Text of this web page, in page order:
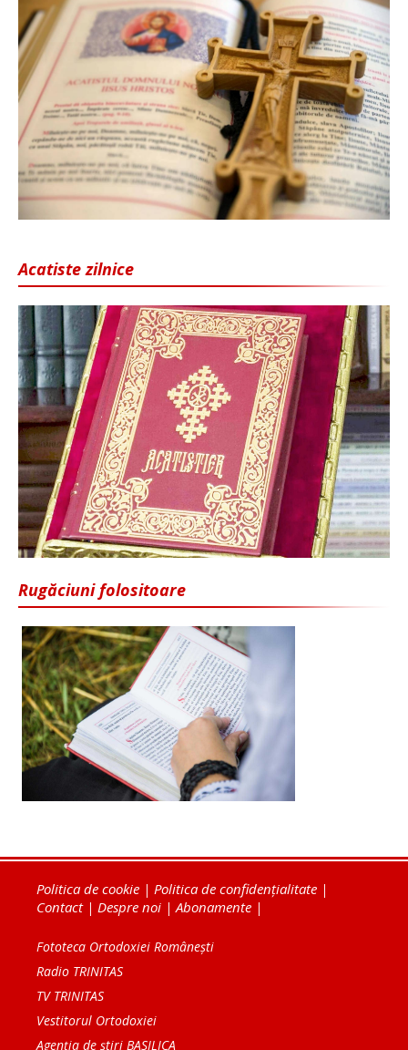
Acatiste zilnice
Rugăciuni folositoare
Politica de cookie | Politica de confidențialitate |
Contact| Despre noi |Abonamente |
Fototeca Ortodoxiei Românești
Radio TRINITAS
TV TRINITAS
Vestitorul Ortodoxiei
Agenţia de ştiri BASILICA